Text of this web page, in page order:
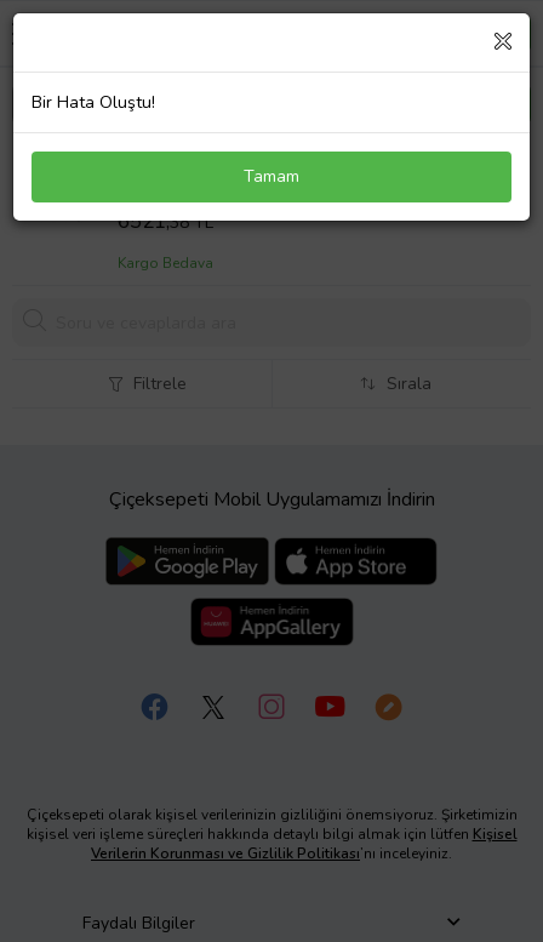
7H0498104L Aks Lalesi İç Kit SAĞ - Transporter T5
Sepet Fiyatı
6521,38 TL
Kargo Bedava
Filtrele Sırala
Çiçeksepeti Mobil Uygulamamızı İndirin
Çiçeksepeti olarak kişisel verilerinizin gizliliğini önemsiyoruz. Şirketimizin
kişisel veri işleme süreçleri hakkında detaylı bilgi almak için lütfen Kişisel
Verilerin Korunması ve Gizlilik Politikası’nı inceleyiniz.
Faydalı Bilgiler
Bir Hata Oluştu!
Tamam